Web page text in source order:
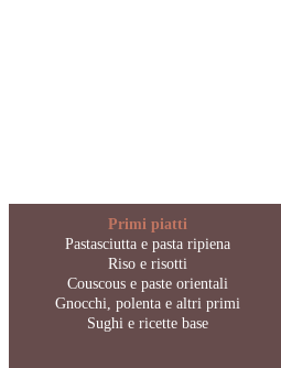
Primi piatti
Pastasciutta e pasta ripiena
Riso e risotti
Couscous e paste orientali
Gnocchi, polenta e altri primi
Sughi e ricette base